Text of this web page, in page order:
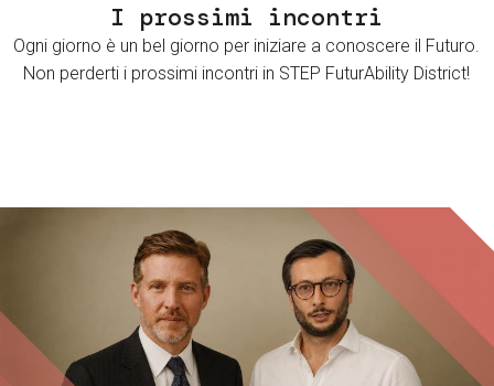
I prossimi incontri
Ogni giorno è un bel giorno per iniziare a conoscere il Futuro.
Non perderti i prossimi incontri in STEP FuturAbility District!